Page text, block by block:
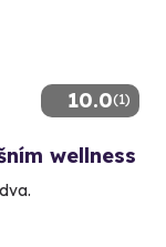
10.0(1)
wellness